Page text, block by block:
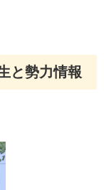
と勢力情報